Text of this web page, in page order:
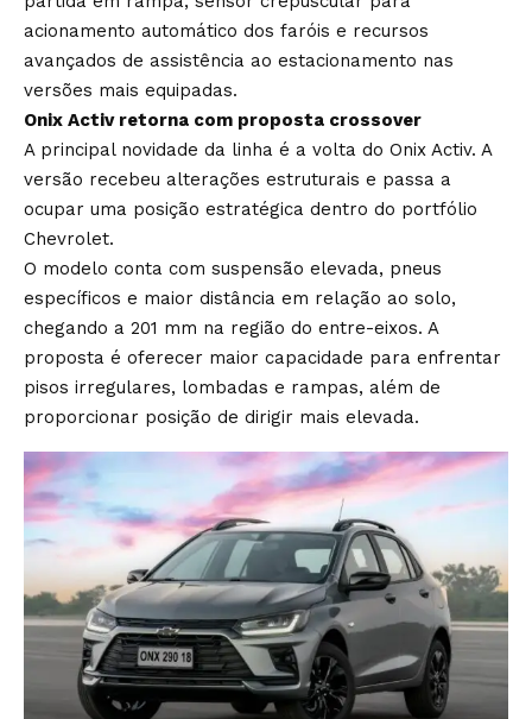
acionamento automático dos faróis e recursos
avançados de assistência ao estacionamento nas
versões mais equipadas.
Onix Activ retorna com proposta crossover
A principal novidade da linha é a volta do Onix Activ. A
versão recebeu alterações estruturais e passa a
ocupar uma posição estratégica dentro do portfólio
Chevrolet.
O modelo conta com suspensão elevada, pneus
específicos e maior distância em relação ao solo,
chegando a 201 mm na região do entre-eixos. A
proposta é oferecer maior capacidade para enfrentar
pisos irregulares, lombadas e rampas, além de
proporcionar posição de dirigir mais elevada.